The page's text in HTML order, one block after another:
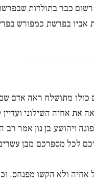
רשום כבר בתולדות
אביו בפרשת כמפורש
כולו מתושלח ראה
את אחיה השילוני
ויהושע בן נון אמר
לכל מספרכם מבן
אחיה ולא הקשו מפנחס.